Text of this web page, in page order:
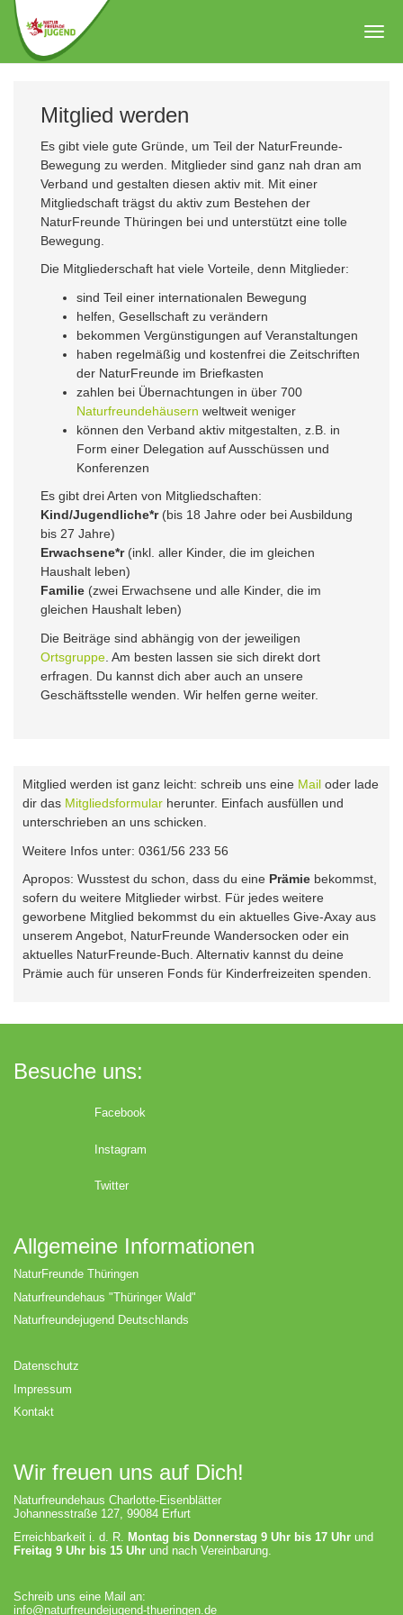
Zum
Hauptinhalt
springen
Mitglied werden
Es gibt viele gute Gründe, um Teil der NaturFreunde-
Bewegung zu werden. Mitglieder sind ganz nah dran am
Verband und gestalten diesen aktiv mit. Mit einer
Mitgliedschaft trägst du aktiv zum Bestehen der
NaturFreunde Thüringen bei und unterstützt eine tolle
Bewegung.
Die Mitgliederschaft hat viele Vorteile, denn Mitglieder:
sind Teil einer internationalen Bewegung
helfen, Gesellschaft zu verändern
bekommen Vergünstigungen auf Veranstaltungen
haben regelmäßig und kostenfrei die Zeitschriften
der NaturFreunde im Briefkasten
zahlen bei Übernachtungen in über 700
Naturfreundehäusern weltweit weniger
können den Verband aktiv mitgestalten, z.B. in
Form einer Delegation auf Ausschüssen und
Konferenzen
Es gibt drei Arten von Mitgliedschaften:
Kind/Jugendliche*r(bis 18 Jahre oder bei Ausbildung
bis 27 Jahre)
Erwachsene*r(inkl. aller Kinder, die im gleichen
Haushalt leben)
Familie (zwei Erwachsene und alle Kinder, die im
gleichen Haushalt leben)
Die Beiträge sind abhängig von der jeweiligen
Ortsgruppe . Am besten lassen sie sich direkt dort
erfragen. Du kannst dich aber auch an unsere
Geschäftsstelle wenden. Wir helfen gerne weiter.
Mitglied werden ist ganz leicht: schreib uns eine Mail oder lade
dir das Mitgliedsformular herunter. Einfach ausfüllen und
unterschrieben an uns schicken.
Weitere Infos unter: 0361/56 233 56
Apropos: Wusstest du schon, dass du eine Prämie bekommst,
sofern du weitere Mitglieder wirbst. Für jedes weitere
geworbene Mitglied bekommst du ein aktuelles Give-Axay aus
unserem Angebot, NaturFreunde Wandersocken oder ein
aktuelles NaturFreunde-Buch. Alternativ kannst du deine
Prämie auch für unseren Fonds für Kinderfreizeiten spenden.
Besuche uns:
Facebook
Instagram
Twitter
Allgemeine Informationen
NaturFreunde Thüringen
Naturfreundehaus "Thüringer Wald"
Naturfreundejugend Deutschlands
Datenschutz
Impressum
Kontakt
Wir freuen uns auf Dich!
Naturfreundehaus Charlotte-Eisenblätter
Johannesstraße 127, 99084 Erfurt
Erreichbarkeit i. d. R. Montag bis Donnerstag 9 Uhr bis 17 Uhr und
Freitag 9 Uhr bis 15 Uhr und nach Vereinbarung.
Schreib uns eine Mail an:
info@naturfreundejugend-thueringen.de